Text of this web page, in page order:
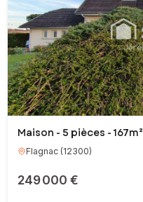
Maison - 5 pièces - 167m²
Flagnac(12300)
249 000 €